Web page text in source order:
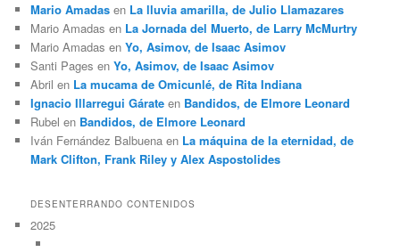
Mario Amadas en La lluvia amarilla, de Julio Llamazares
Mario Amadas en La Jornada del Muerto, de Larry McMurtry
Mario Amadas enYo, Asimov, de Isaac Asimov
Santi Pages enYo, Asimov, de Isaac Asimov
Abril en La mucama de Omicunlé, de Rita Indiana
Ignacio Illarregui Gárate en Bandidos, de Elmore Leonard
Rubel en Bandidos, de Elmore Leonard
Iván Fernández Balbuena en La máquina de la eternidad, de
Mark Clifton, Frank Riley y Alex Aspostolides
DESENTERRANDO CONTENIDOS
2025